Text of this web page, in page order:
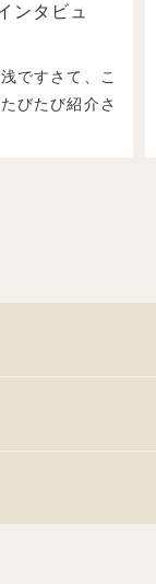
ンタビュ
ですさて、こ
びたび紹介さ